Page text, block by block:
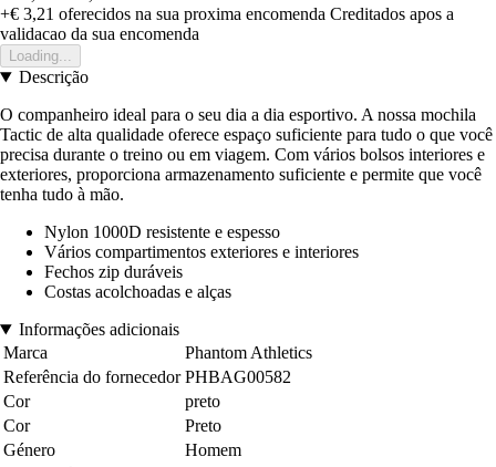
+€ 3,21 oferecidos na sua proxima encomenda Creditados apos a
validacao da sua encomenda
Loading...
Descrição
O companheiro ideal para o seu dia a dia esportivo. A nossa mochila
Tactic de alta qualidade oferece espaço suficiente para tudo o que você
precisa durante o treino ou em viagem. Com vários bolsos interiores e
exteriores, proporciona armazenamento suficiente e permite que você
tenha tudo à mão.
Nylon 1000D resistente e espesso
Vários compartimentos exteriores e interiores
Fechos zip duráveis
Costas acolchoadas e alças
Informações adicionais
Marca
Phantom Athletics
Referência do fornecedor PHBAG00582
Cor
preto
Cor
Preto
Género
Homem